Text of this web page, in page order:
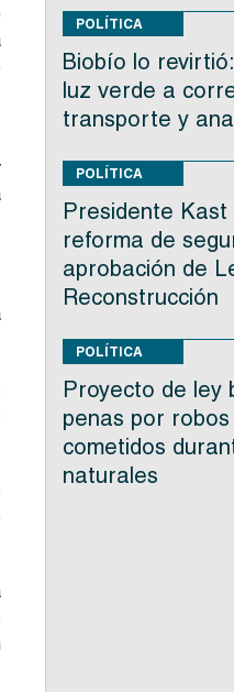
POLÍTICA
Biobío lo
luz verde a
transporte y
POLÍTICA
Presidente Kast
reforma de
aprobación de
Reconstrucción
POLÍTICA
Proyecto de ley
penas por
cometidos
naturales